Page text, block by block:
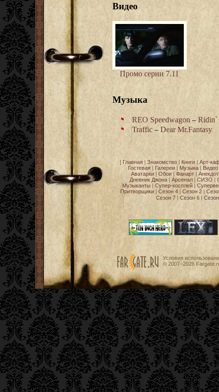
Видео
Промо серии 7.11
Музыка
REO Speedwagon – Ridin`
Traffic – Dear Mr.Fantasy
[ Главная| Знакомство| Книги| Арт-
Гостевая | Галереи | Музыка | Видео
Аватарки | Обои | Фанарт |
Дневник Джона| Арсенал| СИЗО |
Музыканты | Супер-косплей |
Притворщики | Сезон 4 | Сезон 2 |
Сезон 7| Сезон 6|
Условия
© 2007−2026